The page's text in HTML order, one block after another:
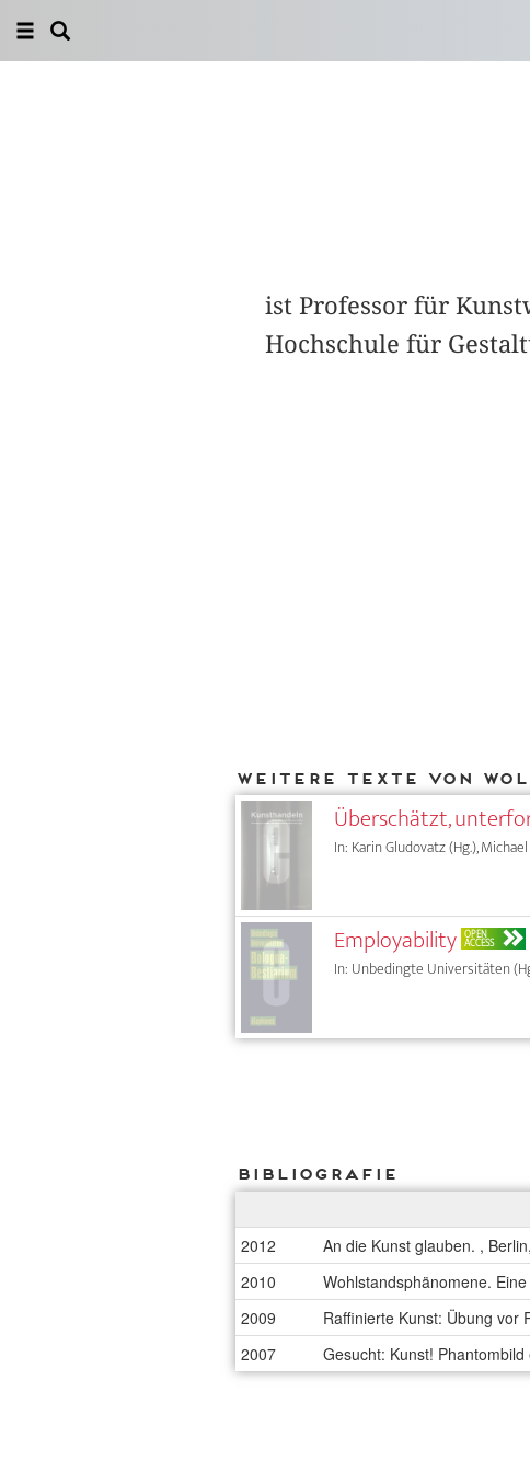
ist Professor für
Hochschule für
Weitere Texte von
Überschätzt,
In: Karin Gludovatz (Hg.),
Employability OPEN
ACCESS
In: Unbedingte Universitäten
Bibliografie
2012
An die Kunst glauben. ,
2010
Wohlstandsphänomene.
2009
Raffinierte Kunst: Übung vor
2007
Gesucht: Kunst!